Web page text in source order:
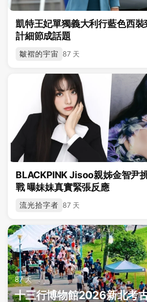
凱特王妃單獨義大利行藍色西
計細節成話題
皺褶的宇宙 87 天
BLACKPINK Jisoo親姊金智尹
戰 曝妹妹真實緊張反應
流光拾字者 87 天
87 天
十三行博物館2026新北考